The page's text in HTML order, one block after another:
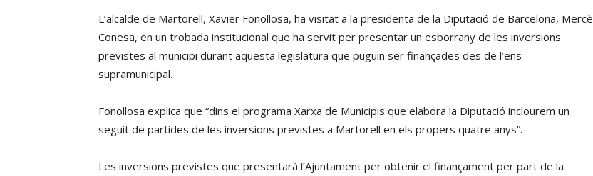
L’alcalde de Martorell, Xavier Fonollosa, ha visitat a la presidenta de la Diputació de Barcelona, Mercè
Conesa, en un trobada institucional que ha servit per presentar un esborrany de les inversions
previstes al municipi durant aquesta legislatura que puguin ser finançades des de l’ens
supramunicipal.
Fonollosa explica que “dins el programa Xarxa de Municipis que elabora la Diputació inclourem un
seguit de partides de les inversions previstes a Martorell en els propers quatre anys”.
Les inversions previstes que presentarà l’Ajuntament per obtenir el finançament per part de la